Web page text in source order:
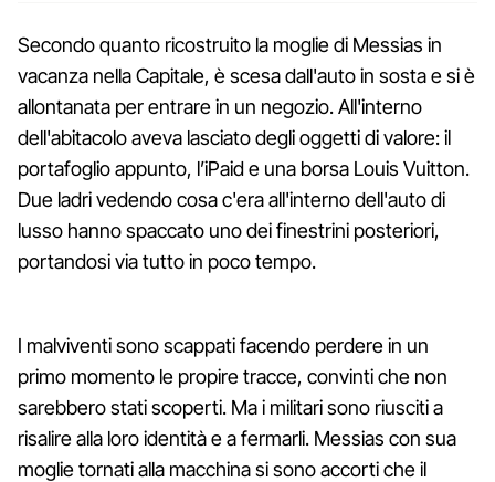
Secondo quanto ricostruito la moglie di Messias in
vacanza nella Capitale, è scesa dall'auto in sosta e si è
allontanata per entrare in un negozio. All'interno
dell'abitacolo aveva lasciato degli oggetti di valore: il
portafoglio appunto, l’iPaid e una borsa Louis Vuitton.
Due ladri vedendo cosa c'era all'interno dell'auto di
lusso hanno spaccato uno dei finestrini posteriori,
portandosi via tutto in poco tempo.
I malviventi sono scappati facendo perdere in un
primo momento le propire tracce, convinti che non
sarebbero stati scoperti. Ma i militari sono riusciti a
risalire alla loro identità e a fermarli. Messias con sua
moglie tornati alla macchina si sono accorti che il